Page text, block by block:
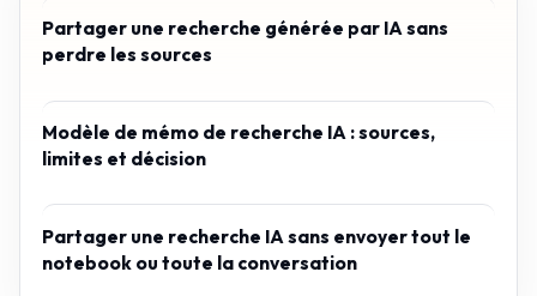
Partager une recherche générée par IA sans
perdre les sources
Modèle de mémo de recherche IA : sources,
limites et décision
Partager une recherche IA sans envoyer tout le
notebook ou toute la conversation